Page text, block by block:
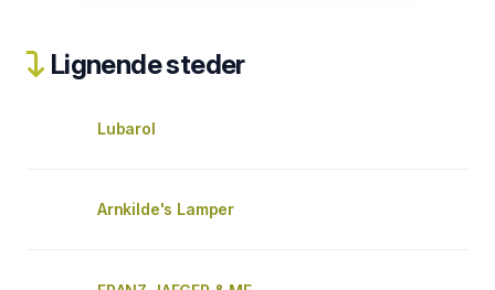
Lignende steder
Lubarol
Arnkilde's Lamper